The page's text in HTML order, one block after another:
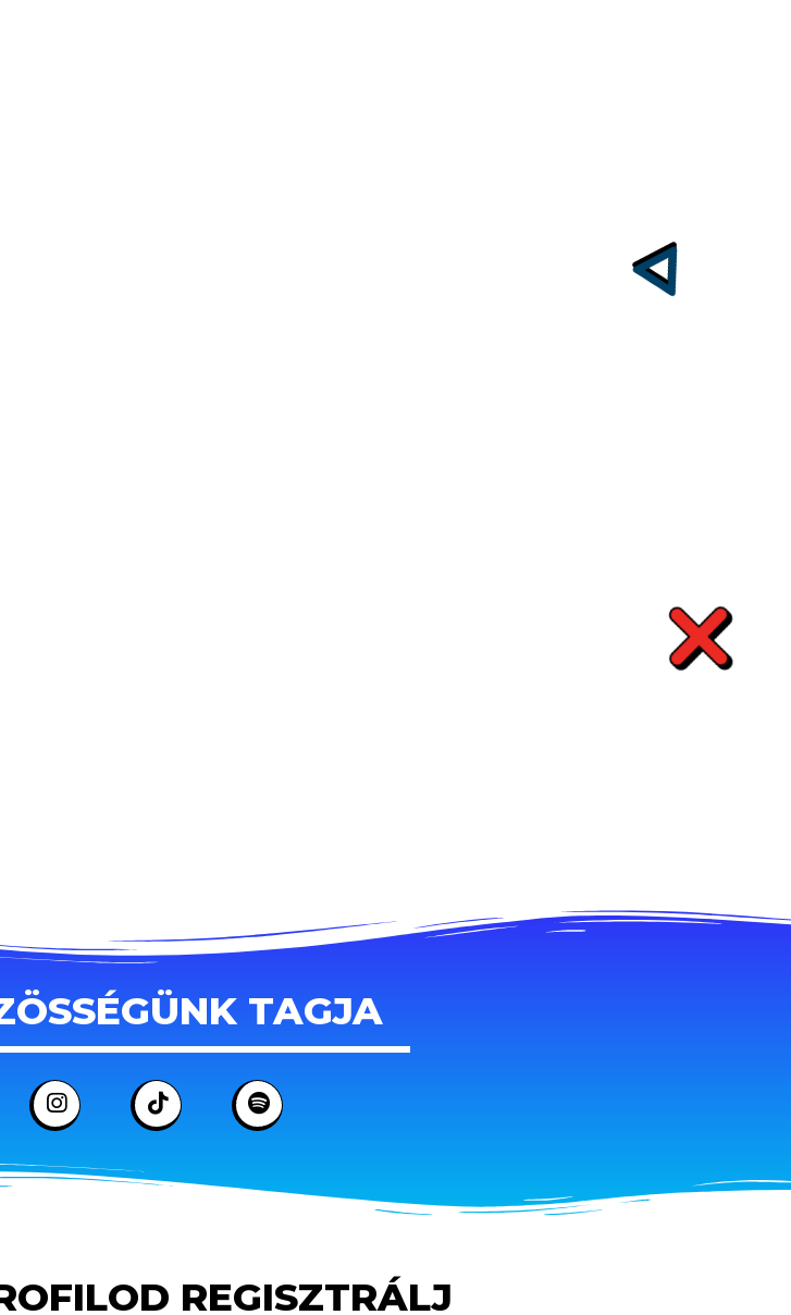
TAGJA
REGISZTRÁLJ